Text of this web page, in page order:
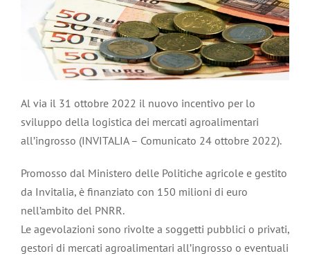
Al via il 31 ottobre 2022 il nuovo incentivo per lo
sviluppo della logistica dei mercati agroalimentari
all’ingrosso (INVITALIA – Comunicato 24 ottobre 2022).
Promosso dal Ministero delle Politiche agricole e gestito
da Invitalia, è finanziato con 150 milioni di euro
nell’ambito del PNRR.
Le agevolazioni sono rivolte a soggetti pubblici o privati,
gestori di mercati agroalimentari all’ingrosso o eventuali